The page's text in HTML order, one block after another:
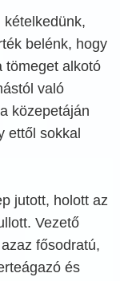
belénk, hogy
tömeget alkotó
való
közepetáján
ettől sokkal
jutott, holott az
Vezető
fősodratú,
és